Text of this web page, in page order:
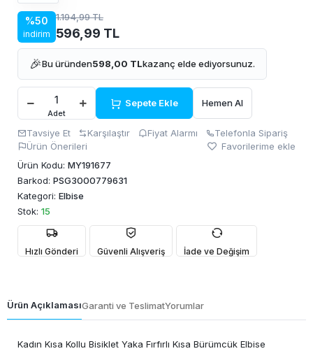
%50
indirim
1.194,99 TL
596,99 TL
🎉Bu üründen598,00 TLkazanç elde ediyorsunuz.
Adet
Sepete Ekle Hemen Al
Tavsiye Et Karşılaştır Fiyat Alarmı
Telefonla Sipariş
Ürün Önerileri
Favorilerime ekle
Ürün Kodu: MY191677
Barkod: PSG3000779631
Kategori: Elbise
Stok: 15
Hızlı Gönderi Güvenli Alışveriş İade ve Değişim
Ürün AçıklamasıGaranti ve TeslimatYorumlar
Kadın Kısa Kollu Bisiklet Yaka Fırfırlı Kısa Bürümcük Elbise